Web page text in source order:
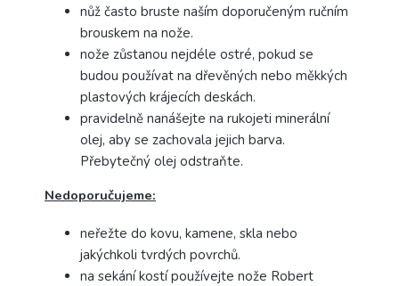
nůž často bruste naším doporučeným ručním
brouskem na nože.
nože zůstanou nejdéle ostré, pokud se
budou používat na dřevěných nebo měkkých
plastových krájecích deskách.
pravidelně nanášejte na rukojeti minerální
olej, aby se zachovala jejich barva.
Přebytečný olej odstraňte.
Nedoporučujeme:
neřežte do kovu, kamene, skla nebo
jakýchkoli tvrdých povrchů.
na sekání kostí používejte nože Robert